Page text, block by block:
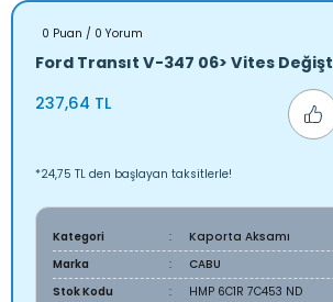
0 Puan / 0 Yorum
Ford Transıt V-347 06> Vites
237,64 TL
*24,75 TL den başlayan taksitlerle!
Kategori
Kaporta Aksamı
Marka
CABU
Stok Kodu
HMP 6C1R 7C453 ND